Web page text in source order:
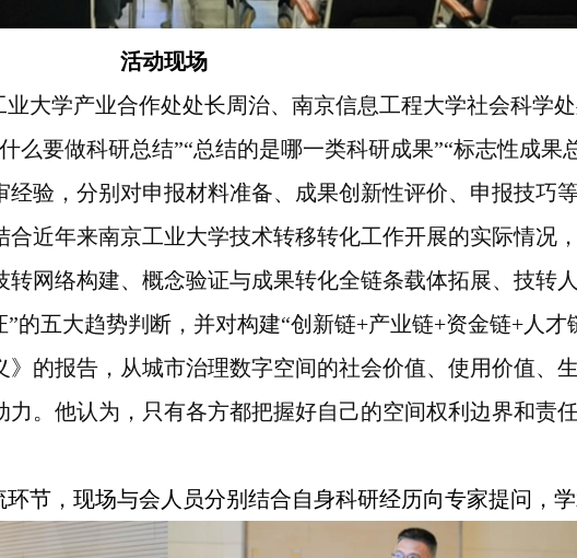
活动现场
大学产业合作处处长周治、南京信息工程大学社会科学
么要做科研总结”“总结的是哪一类科研成果”“标志性成果
验，分别对申报材料准备、成果创新性评价、申报技巧
近年来南京工业大学技术转移转化工作开展的实际情况
网络构建、概念验证与成果转化全链条载体拓展、技转
”的五大趋势判断，并对构建“创新链+产业链+资金链+人才
的报告，从城市治理数字空间的社会价值、使用价值、
。他认为，只有各方都把握好自己的空间权利边界和责
节，现场与会人员分别结合自身科研经历向专家提问，学